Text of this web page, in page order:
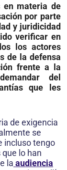
en materia de
por parte
y juridicidad
verificar en
los actores
de la defensa
frente a la
del
que les
de exigencia
se
incluso tengo
lo han
la audiencia